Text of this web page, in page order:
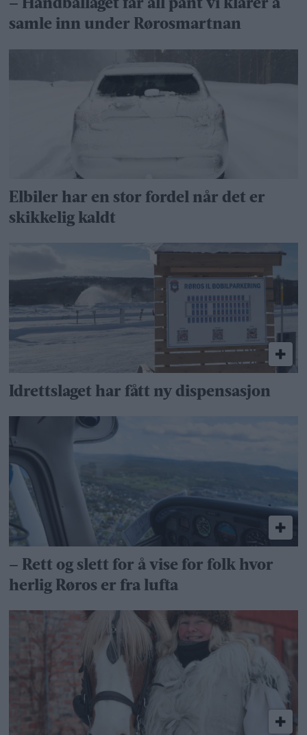
– Håndballaget får all pant vi klarer å
samle inn under Rørosmartnan
Elbiler har en stor fordel når det er
skikkelig kaldt
Idrettslaget har fått ny dispensasjon
– Rett og slett for å vise for folk hvor
herlig Røros er fra lufta